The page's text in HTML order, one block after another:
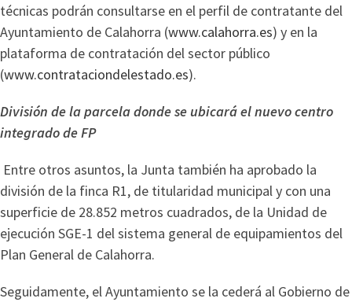
técnicas podrán consultarse en el perfil de contratante del
Ayuntamiento de Calahorra (www.calahorra.es) y en la
plataforma de contratación del sector público
(www.contrataciondelestado.es).
División de la parcela donde se ubicará el nuevo centro
integrado de FP
Entre otros asuntos, la Junta también ha aprobado la
división de la finca R1, de titularidad municipal y con una
superficie de 28.852 metros cuadrados, de la Unidad de
ejecución SGE-1 del sistema general de equipamientos del
Plan General de Calahorra.
Seguidamente, el Ayuntamiento se la cederá al Gobierno de